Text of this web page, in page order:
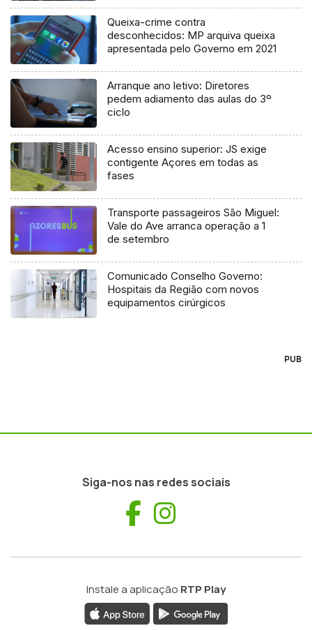
Queixa-crime contra
desconhecidos: MP arquiva queixa
apresentada pelo Governo em 2021
Arranque ano letivo: Diretores
pedem adiamento das aulas do 3º
ciclo
Acesso ensino superior: JS exige
contigente Açores em todas as
fases
Transporte passageiros São Miguel:
Vale do Ave arranca operação a 1
de setembro
Comunicado Conselho Governo:
Hospitais da Região com novos
equipamentos cirúrgicos
PUB
Siga-nos nas redes sociais
Facebook
Instale a aplicação RTP Play